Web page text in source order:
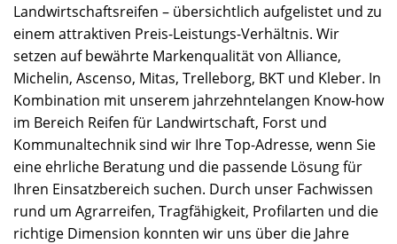
Landwirtschaftsreifen – übersichtlich aufgelistet und zu
einem attraktiven Preis-Leistungs-Verhältnis. Wir
setzen auf bewährte Markenqualität von Alliance,
Michelin, Ascenso, Mitas, Trelleborg, BKT und Kleber. In
Kombination mit unserem jahrzehntelangen Know-how
im Bereich Reifen für Landwirtschaft, Forst und
Kommunaltechnik sind wir Ihre Top-Adresse, wenn Sie
eine ehrliche Beratung und die passende Lösung für
Ihren Einsatzbereich suchen. Durch unser Fachwissen
rund um Agrarreifen, Tragfähigkeit, Profilarten und die
richtige Dimension konnten wir uns über die Jahre